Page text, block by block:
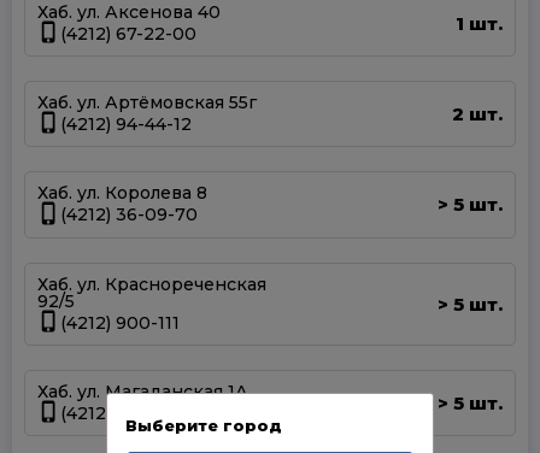
Хаб. ул. Аксенова 40
(4212) 67-22-00
1 шт.
Хаб. ул. Артёмовская 55г
(4212) 94-44-12
2 шт.
Хаб. ул. Королева 8
(4212) 36-09-70
> 5 шт.
Хаб. ул. Краснореченская
92/5
(4212) 900-111
> 5 шт.
Хаб. ул. Магаданская 1А
(4212) 63-39-83
> 5 шт.
Выберите город